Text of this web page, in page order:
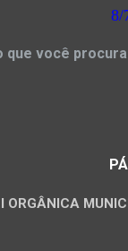
8/
que você procura
ORGÂNICA